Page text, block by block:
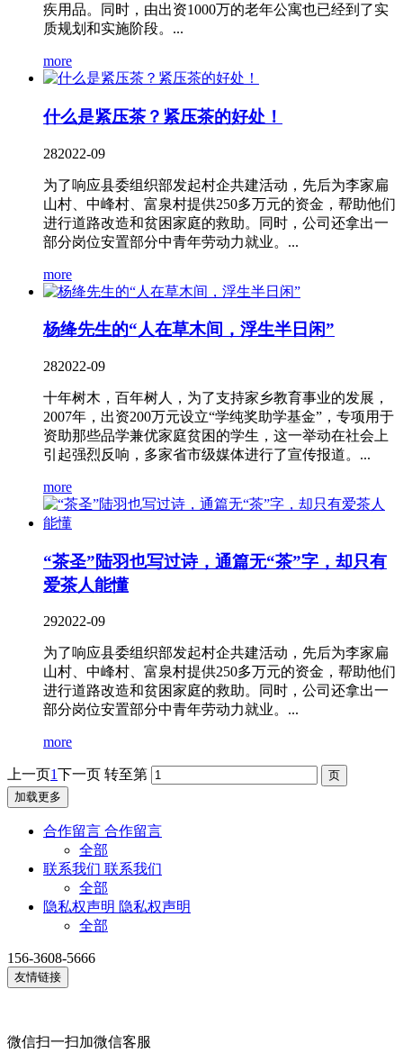
疾用品。同时，由出资1000万的老年公寓也已经到了实
质规划和实施阶段。...
more
什么是紧压茶？紧压茶的好处！
282022-09
为了响应县委组织部发起村企共建活动，先后为李家扁
山村、中峰村、富泉村提供250多万元的资金，帮助他们
进行道路改造和贫困家庭的救助。同时，公司还拿出一
部分岗位安置部分中青年劳动力就业。...
more
杨绛先生的“人在草木间，浮生半日闲”
282022-09
十年树木，百年树人，为了支持家乡教育事业的发展，
2007年，出资200万元设立“学纯奖助学基金”，专项用于
资助那些品学兼优家庭贫困的学生，这一举动在社会上
引起强烈反响，多家省市级媒体进行了宣传报道。...
more
“茶圣”陆羽也写过诗，通篇无“茶”字，却只有
爱茶人能懂
292022-09
为了响应县委组织部发起村企共建活动，先后为李家扁
山村、中峰村、富泉村提供250多万元的资金，帮助他们
进行道路改造和贫困家庭的救助。同时，公司还拿出一
部分岗位安置部分中青年劳动力就业。...
more
上一页1下一页 转至第
加载更多
合作留言 合作留言
全部
联系我们 联系我们
全部
隐私权声明 隐私权声明
全部
156-3608-5666
友情链接
微信扫一扫加微信客服